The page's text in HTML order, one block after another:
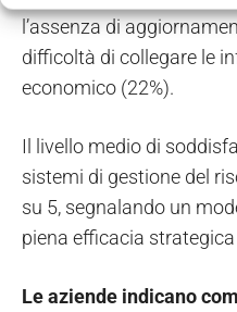
l’assenza di
difficoltà di collegare le
economico (22%).
Il livello medio di
sistemi di gestione del
su 5, segnalando un
piena efficacia
Le aziende indicano